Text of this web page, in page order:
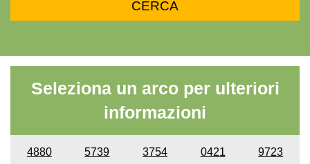
Seleziona un arco per ulteriori
informazioni
4880 5739 3754 0421 9723